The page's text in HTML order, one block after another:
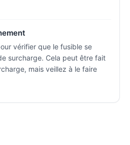
vérifier que le fusible se
surcharge. Cela peut être fait
mais veillez à le faire